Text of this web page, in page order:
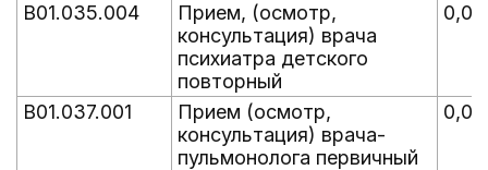
B01.035.004
Прием, (осмотр,
консультация) врача
психиатра детского
повторный
B01.037.001
Прием (осмотр,
консультация) врача-
пульмонолога первичный